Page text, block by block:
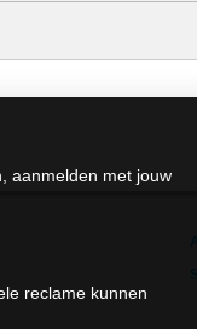
aanmelden met jouw
reclame kunnen